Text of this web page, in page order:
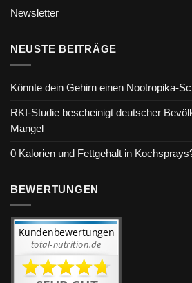
Newsletter
NEUSTE BEITRÄGE
Könnte dein Gehirn einen Nootropika-
RKI-Studie bescheinigt deutscher
Mangel
0 Kalorien und Fettgehalt in
BEWERTUNGEN